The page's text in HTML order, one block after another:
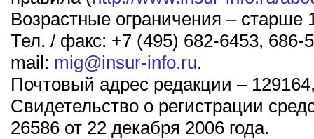
Возрастные ограничения – старше
Тел. / факс: +7 (495) 682-6453, 686-
mail: mig@insur-info.ru.
Почтовый адрес редакции –
Свидетельство о регистрации
26586 от 22 декабря 2006 года.